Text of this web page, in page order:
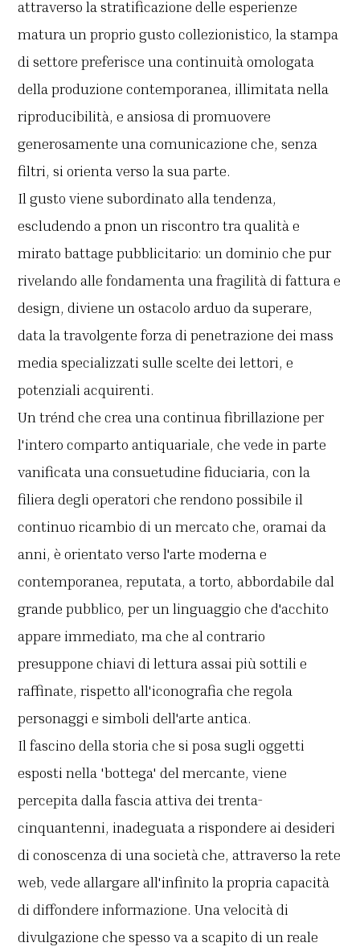
attraverso la stratificazione delle esperienze
matura un proprio gusto collezionistico, la stampa
di settore preferisce una continuità omologata
della produzione contemporanea, illimitata nella
riproducibilità, e ansiosa di promuovere
generosamente una comunicazione che, senza
filtri, si orienta verso la sua parte.
Il gusto viene subordinato alla tendenza,
escludendo a pnon un riscontro tra qualità e
mirato battage pubblicitario: un dominio che pur
rivelando alle fondamenta una fragilità di fattura e
design, diviene un ostacolo arduo da superare,
data la travolgente forza di penetrazione dei mass
media specializzati sulle scelte dei lettori, e
potenziali acquirenti.
Un trénd che crea una continua fibrillazione per
l'intero comparto antiquariale, che vede in parte
vanificata una consuetudine fiduciaria, con la
filiera degli operatori che rendono possibile il
continuo ricambio di un mercato che, oramai da
anni, è orientato verso l'arte moderna e
contemporanea, reputata, a torto, abbordabile dal
grande pubblico, per un linguaggio che d'acchito
appare immediato, ma che al contrario
presuppone chiavi di lettura assai più sottili e
raffinate, rispetto all'iconografia che regola
personaggi e simboli dell'arte antica.
Il fascino della storia che si posa sugli oggetti
esposti nella 'bottega' del mercante, viene
percepita dalla fascia attiva dei trenta-
cinquantenni, inadeguata a rispondere ai desideri
di conoscenza di una società che, attraverso la rete
web, vede allargare all'infinito la propria capacità
di diffondere informazione. Una velocità di
divulgazione che spesso va a scapito di un reale